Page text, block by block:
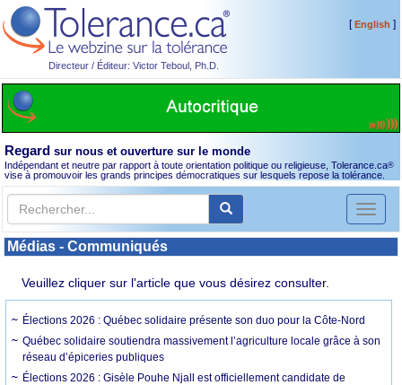
Directeur / Éditeur: Victor Teboul, Ph.D.
[English ]
Regard sur nous et ouverture sur le monde
Indépendant et neutre par rapport à toute orientation politique ou religieuse, Tolerance.ca®
vise à promouvoir les grands principes démocratiques sur lesquels repose la tolérance.
Toggle
Médias - Communiqués
Veuillez cliquer sur l'article que vous désirez consulter.
Élections 2026 : Québec solidaire présente son duo pour la Côte-Nord
Québec solidaire soutiendra massivement l’agriculture locale grâce à son
réseau d’épiceries publiques
Élections 2026 : Gisèle Pouhe Njall est officiellement candidate de